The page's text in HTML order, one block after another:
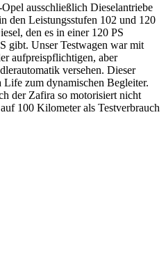
ausschließlich Dieselantriebe
den Leistungsstufen 102 und 120
den es in einer 120 PS
gibt. Unser Testwagen war mit
aufpreispflichtigen, aber
versehen. Dieser
zum dynamischen Begleiter.
der Zafira so motorisiert nicht
100 Kilometer als Testverbrauch